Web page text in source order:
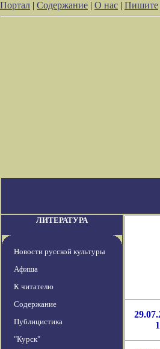
Портал | Содержание | О нас | Пишите
ЛИТЕРАТУРА
Новости русской культуры
Афиша
К читателю
Содержание
Публицистика
"Курск"